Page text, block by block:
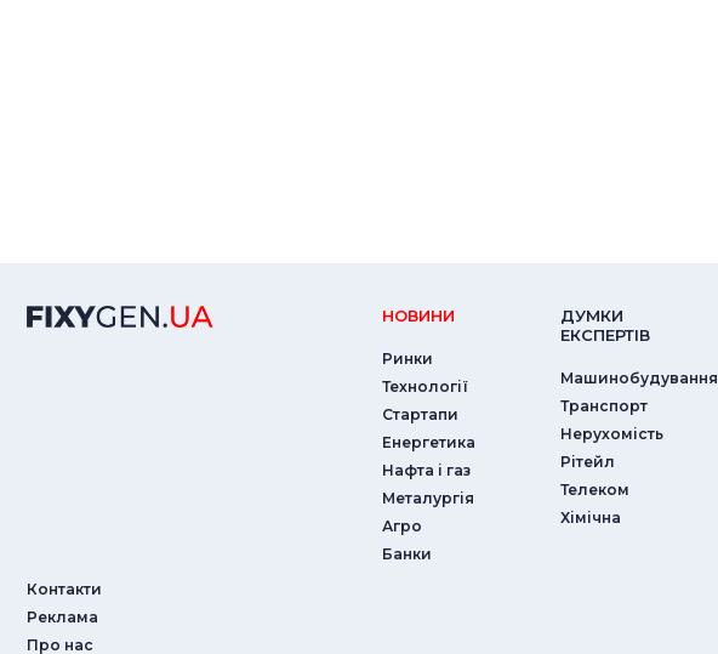
Контакти
Реклама
Про нас
НОВИНИ
Ринки
Технології
Стартапи
Енергетика
Нафта і газ
Металургія
Агро
Банки
ДУМКИ
ЕКСПЕРТIВ
Машинобудування
Транспорт
Нерухомість
Рітейл
Телеком
Хімічна